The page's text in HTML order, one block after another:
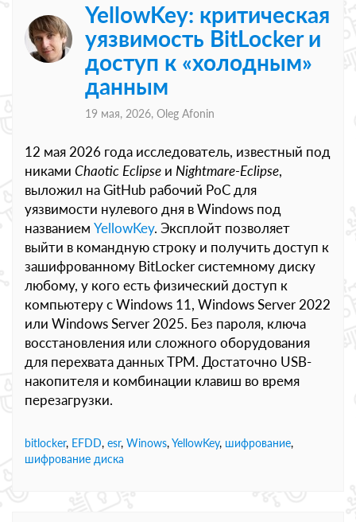
YellowKey: критическая
уязвимость BitLocker и
доступ к «холодным»
данным
19 мая, 2026, Oleg Afonin
12 мая 2026 года исследователь, известный под
никами Chaotic Eclipse и Nightmare-Eclipse,
выложил на GitHub рабочий PoC для
уязвимости нулевого дня в Windows под
названием YellowKey. Эксплойт позволяет
выйти в командную строку и получить доступ к
зашифрованному BitLocker системному диску
любому, у кого есть физический доступ к
компьютеру с Windows 11, Windows Server 2022
или Windows Server 2025. Без пароля, ключа
восстановления или сложного оборудования
для перехвата данных TPM. Достаточно USB-
накопителя и комбинации клавиш во время
перезагрузки.
bitlocker, EFDD, esr, Winows,YellowKey, шифрование,
шифрование диска